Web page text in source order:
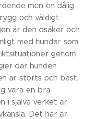
men en dålig
och väldigt
är den osäker och
med hundar som
genom
där hunden
är störts och bäst.
vara en bra
i själva verket är
Det här är